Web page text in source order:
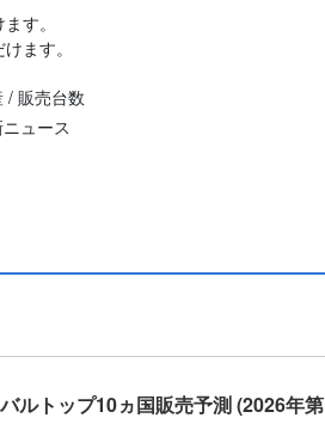
す。
ます。
/ 販売台数
ュース
ルトップ10ヵ国販売予測 (2026年第